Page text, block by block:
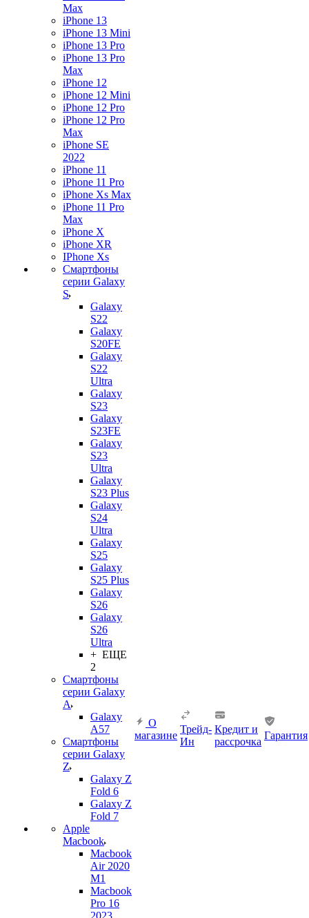
Max
iPhone 13
iPhone 13 Mini
iPhone 13 Pro
iPhone 13 Pro
Max
iPhone 12
iPhone 12 Mini
iPhone 12 Pro
iPhone 12 Pro
Max
iPhone SE
2022
iPhone 11
iPhone 11 Pro
iPhone Xs Max
iPhone 11 Pro
Max
iPhone X
iPhone XR
IPhone Xs
Смартфоны
серии Galaxy
S
Galaxy
S22
Galaxy
S20FE
Galaxy
S22
Ultra
Galaxy
S23
Galaxy
S23FE
Galaxy
S23
Ultra
Galaxy
S23 Plus
Galaxy
S24
Ultra
Galaxy
S25
Galaxy
S25 Plus
Galaxy
S26
Galaxy
S26
Ultra
+ ЕЩЕ
2
Смартфоны
серии Galaxy
A
Galaxy
A57
Смартфоны
серии Galaxy
Z
Galaxy Z
Fold 6
Galaxy Z
Fold 7
Apple
Macbook
Macbook
Air 2020
M1
Macbook
Pro 16
2023
О
магазине
Трейд-
Ин
Кредит и
рассрочка
Гарантия